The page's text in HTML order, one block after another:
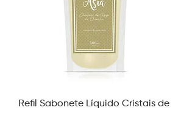
Refil Sabonete Líquido Cristais de